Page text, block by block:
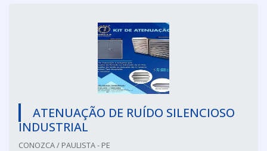
ATENUAÇÃO DE RUÍDO SILENCIOSO
INDUSTRIAL
CONOZCA / PAULISTA - PE